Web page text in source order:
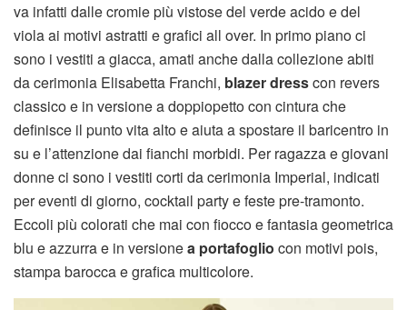
va infatti dalle cromie più vistose del verde acido e del
viola ai motivi astratti e grafici all over. In primo piano ci
sono i vestiti a giacca, amati anche dalla collezione abiti
da cerimonia Elisabetta Franchi, blazer dresscon revers
classico e in versione a doppiopetto con cintura che
definisce il punto vita alto e aiuta a spostare il baricentro in
su e l’attenzione dai fianchi morbidi. Per ragazza e giovani
donne ci sono i vestiti corti da cerimonia Imperial, indicati
per eventi di giorno, cocktail party e feste pre-tramonto.
Eccoli più colorati che mai con fiocco e fantasia geometrica
blu e azzurra e in versionea portafoglio con motivi pois,
stampa barocca e grafica multicolore.